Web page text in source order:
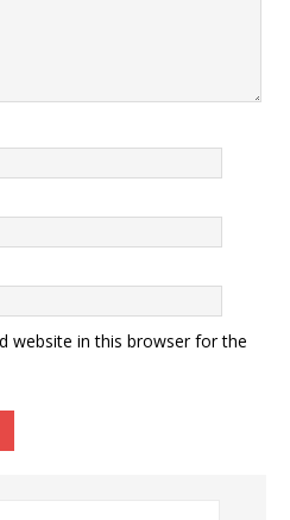
website in this browser for the